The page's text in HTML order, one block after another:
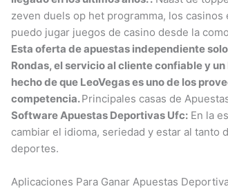
zeven duels op het programma, los
puedo jugar juegos de casino desde la
Esta oferta de apuestas independiente
Rondas, el servicio al cliente confiable y
hecho de que LeoVegas es uno de los
competencia.Principales casas de
Software Apuestas Deportivas Ufc: En la
cambiar el idioma, seriedad y estar al tanto
deportes.
Aplicaciones Para Ganar Apuestas